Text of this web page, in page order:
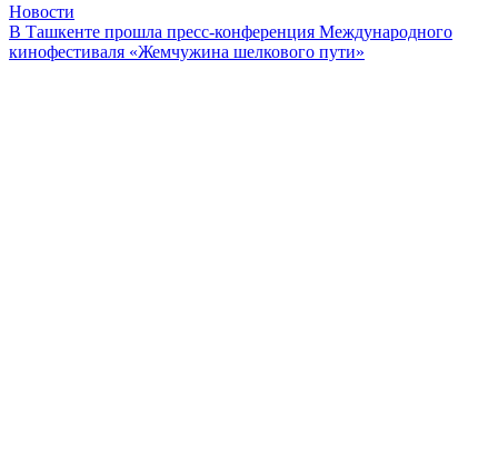
Новости
В Ташкенте прошла пресс-конференция Международного
кинофестиваля «Жемчужина шелкового пути»